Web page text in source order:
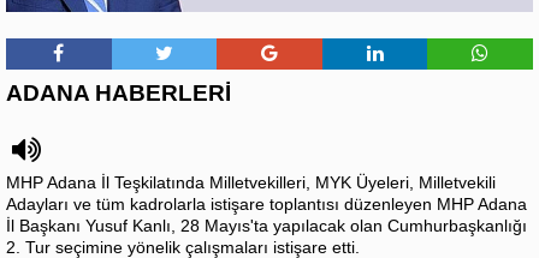
ADANA HABERLERİ
MHP Adana İl Teşkilatında Milletvekilleri, MYK Üyeleri, Milletvekili
Adayları ve tüm kadrolarla istişare toplantısı düzenleyen MHP Adana
İl Başkanı Yusuf Kanlı, 28 Mayıs'ta yapılacak olan Cumhurbaşkanlığı
2. Tur seçimine yönelik çalışmaları istişare etti.